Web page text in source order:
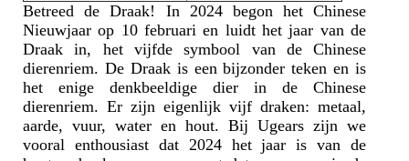
Betreed de Draak! In 2024 begon het Chinese
Nieuwjaar op 10 februari en luidt het jaar van de
Draak in, het vijfde symbool van de Chinese
dierenriem. De Draak is een bijzonder teken en is
het enige denkbeeldige dier in de Chinese
dierenriem. Er zijn eigenlijk vijf draken: metaal,
aarde, vuur, water en hout. Bij Ugears zijn we
vooral enthousiast dat 2024 het jaar is van de